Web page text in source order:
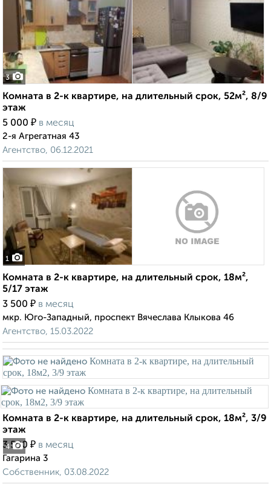
3
Комната в 2-к квартире, на длительный срок, 52м², 8/9
этаж
5 000 ₽ в месяц
2-я Агрегатная 43
Агентство, 06.12.2021
1
Комната в 2-к квартире, на длительный срок, 18м²,
5/17 этаж
3 500 ₽ в месяц
мкр. Юго-Западный, проспект Вячеслава Клыкова 46
Агентство, 15.03.2022
4
Комната в 2-к квартире, на длительный срок, 18м², 3/9
этаж
3 500 ₽ в месяц
Гагарина 3
Собственник, 03.08.2022